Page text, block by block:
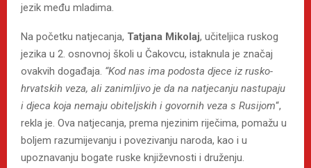
jezik među mladima.
Na početku natjecanja, Tatjana Mikolaj, učiteljica ruskog
jezika u 2. osnovnoj školi u Čakovcu, istaknula je značaj
ovakvih događaja. “Kod nas ima podosta djece iz rusko-
hrvatskih veza, ali zanimljivo je da na natjecanju nastupaju
i djeca koja nemaju obiteljskih i govornih veza s Rusijom“,
rekla je. Ova natjecanja, prema njezinim riječima, pomažu u
boljem razumijevanju i povezivanju naroda, kao i u
upoznavanju bogate ruske književnosti i druženju.